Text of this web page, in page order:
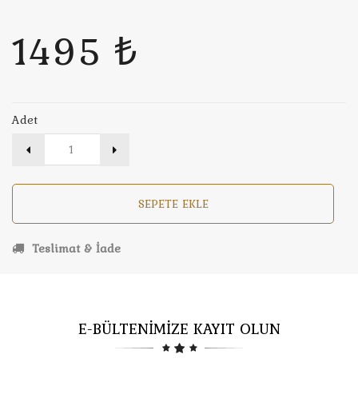
1495 ₺
Adet
SEPETE EKLE
Teslimat & İade
E-BÜLTENİMİZE KAYIT OLUN